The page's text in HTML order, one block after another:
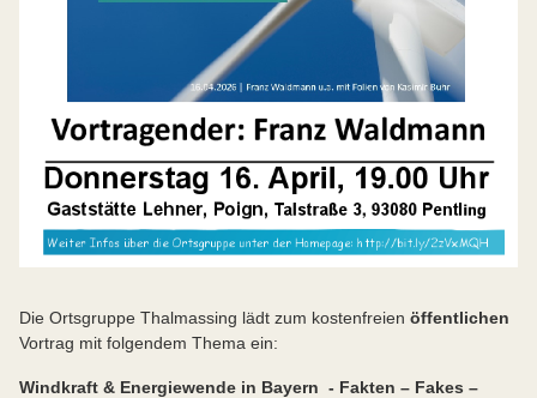
Die Ortsgruppe Thalmassing lädt zum kostenfreien öffentlichen
Vortrag mit folgendem Thema ein:
Windkraft & Energiewende in Bayern - Fakten – Fakes –